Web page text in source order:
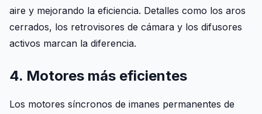
aire y mejorando la eficiencia. Detalles como los aros
cerrados, los retrovisores de cámara y los difusores
activos marcan la diferencia.
4. Motores más eficientes
Los motores síncronos de imanes permanentes de